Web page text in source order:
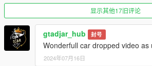
-------------------------------------------------------
-模型来自于CSR2
-完全工作的仪表板（一切正常）HD
显示其他17旧评论
gtadjar_hub 封号
Wonderfull car dropped video as
2024年07月16日